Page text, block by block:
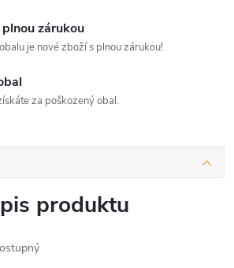
zárukou
je nové zboží s plnou zárukou!
za poškozený obal.
produktu